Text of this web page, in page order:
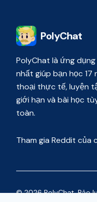
PolyChat
PolyChat là ứng
nhất giúp bạn học 17
thoại thực tế, luyện
giới hạn và bài học
toàn.
Tham gia Reddit của
© 2026 PolyChat. Bảo